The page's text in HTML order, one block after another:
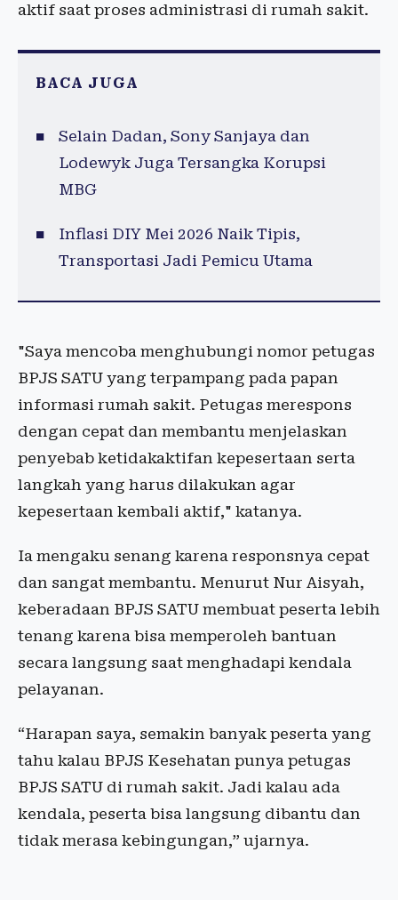
aktif saat proses administrasi di rumah sakit.
BACA JUGA
Selain Dadan, Sony Sanjaya dan
Lodewyk Juga Tersangka Korupsi
MBG
Inflasi DIY Mei 2026 Naik Tipis,
Transportasi Jadi Pemicu Utama
"Saya mencoba menghubungi nomor petugas
BPJS SATU yang terpampang pada papan
informasi rumah sakit. Petugas merespons
dengan cepat dan membantu menjelaskan
penyebab ketidakaktifan kepesertaan serta
langkah yang harus dilakukan agar
kepesertaan kembali aktif," katanya.
Ia mengaku senang karena responsnya cepat
dan sangat membantu. Menurut Nur Aisyah,
keberadaan BPJS SATU membuat peserta lebih
tenang karena bisa memperoleh bantuan
secara langsung saat menghadapi kendala
pelayanan.
“Harapan saya, semakin banyak peserta yang
tahu kalau BPJS Kesehatan punya petugas
BPJS SATU di rumah sakit. Jadi kalau ada
kendala, peserta bisa langsung dibantu dan
tidak merasa kebingungan,” ujarnya.